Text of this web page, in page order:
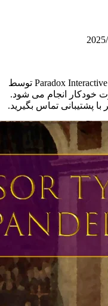
نصب ماد های این بازی و دیگر بازی های Paradox Interactive توسط
خودکار انجام می شود.
پشتیبانی تماس بگیرید.